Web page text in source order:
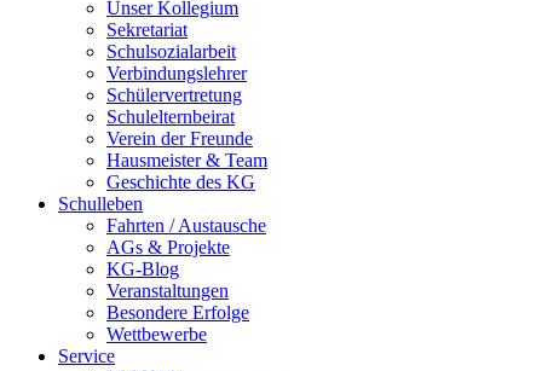
Unser Kollegium
Sekretariat
Schulsozialarbeit
Verbindungslehrer
Schülervertretung
Schulelternbeirat
Verein der Freunde
Hausmeister & Team
Geschichte des KG
Schulleben
Fahrten / Austausche
AGs & Projekte
KG-Blog
Veranstaltungen
Besondere Erfolge
Wettbewerbe
Service